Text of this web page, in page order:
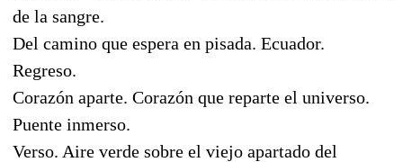
de la sangre.
Del camino que espera en pisada. Ecuador.
Regreso.
Corazón aparte. Corazón que reparte el universo.
Puente inmerso.
Verso. Aire verde sobre el viejo apartado del